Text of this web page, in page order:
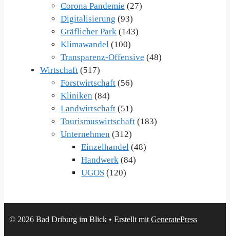
Corona Pandemie (27)
Digitalisierung (93)
Gräflicher Park (143)
Klimawandel (100)
Transparenz-Offensive (48)
Wirtschaft (517)
Forstwirtschaft (56)
Kliniken (84)
Landwirtschaft (51)
Tourismuswirtschaft (183)
Unternehmen (312)
Einzelhandel (48)
Handwerk (84)
UGOS (120)
© 2026 Bad Driburg im Blick • Erstellt mit GeneratePress